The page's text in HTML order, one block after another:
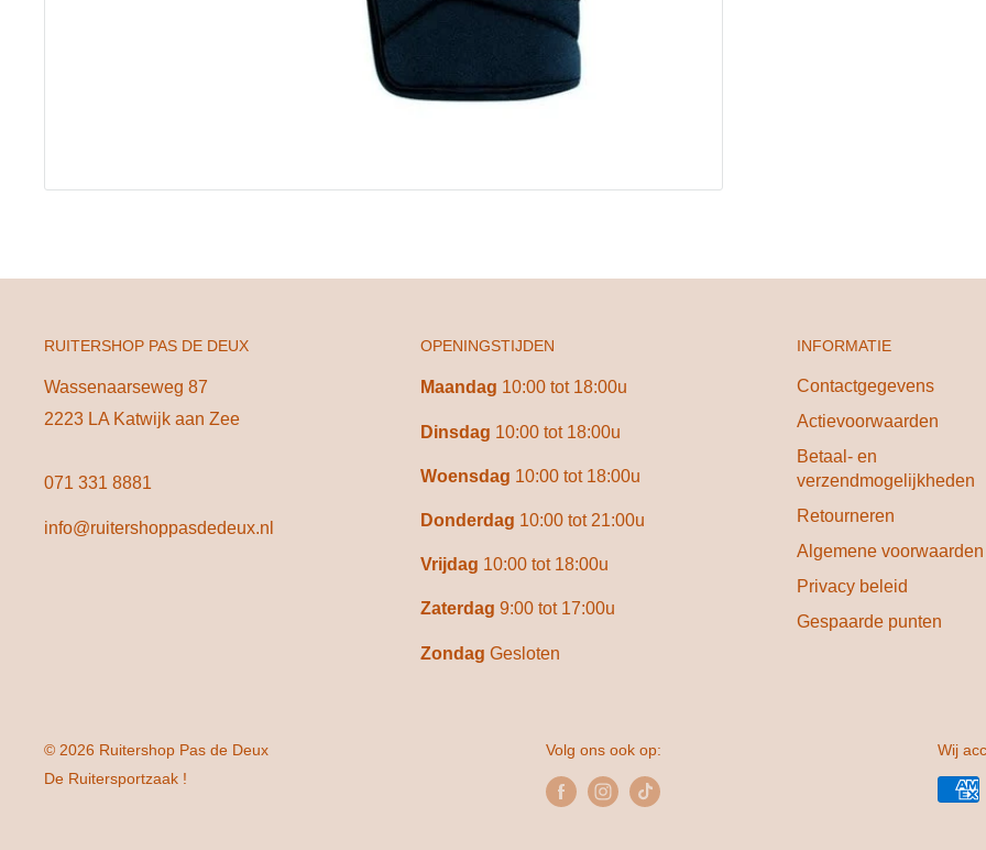
RUITERSHOP PAS DE DEUX
Wassenaarseweg 87
2223 LA Katwijk aan Zee
071 331 8881
info@ruitershoppasdedeux.nl
OPENINGSTIJDEN
Maandag 10:00 tot 18:00u
Dinsdag 10:00 tot 18:00u
Woensdag 10:00 tot 18:00u
Donderdag 10:00 tot 21:00u
Vrijdag 10:00 tot 18:00u
Zaterdag 9:00 tot 17:00u
Zondag Gesloten
INFORMATIE
Contactgegevens
Actievoorwaarden
Betaal- en
verzendmogelijkheden
Retourneren
Algemene voorwaarden
Privacy beleid
Gespaarde punten
© 2026 Ruitershop Pas de Deux
De Ruitersportzaak !
Volg ons ook op: Wij